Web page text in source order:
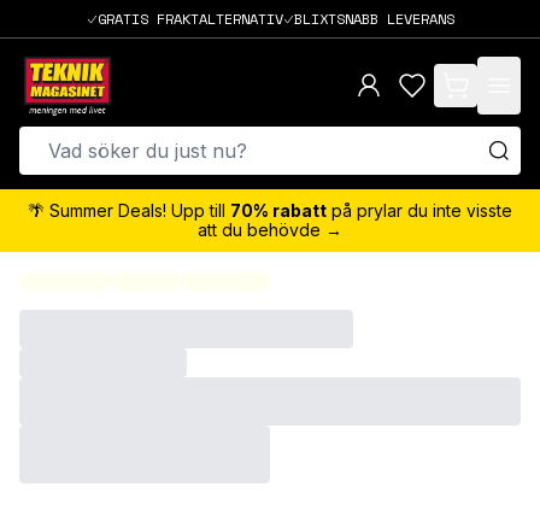
GRATIS FRAKTALTERNATIV BLIXTSNABB LEVERANS
items in cart,
🌴 Summer Deals! Upp till 70% rabatt på prylar du inte visste
att du behövde →